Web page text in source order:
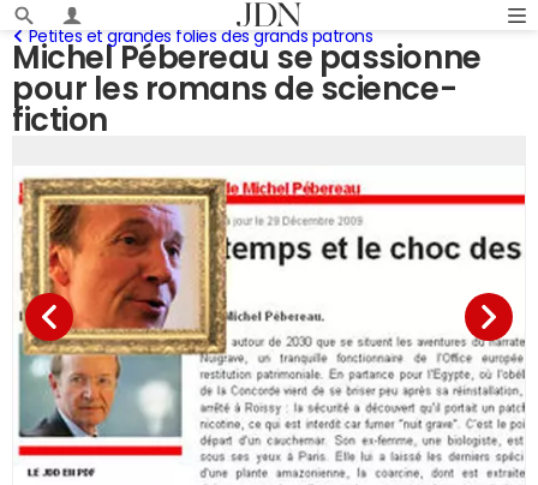
Michel Pébereau se passionne
pour les romans de science-
fiction
Petites et grandes folies des grands patrons